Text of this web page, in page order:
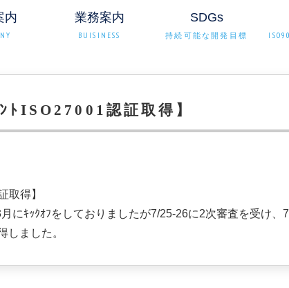
内 業務案内
BUISINESS
SDGs
持続可能な開発目標
ﾄISO27001認証取得】
取得】
にｷｯｸｵﾌをしておりましたが7/25-26に2次審査を受け、
しました。